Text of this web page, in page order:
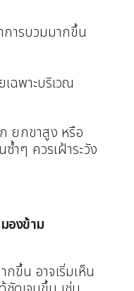
การบวมมากขึ้น
ฉพาะบริเวณ
ยกขาสูง หรือ
ำๆ ควรเฝ้าระวัง
งข้าม
ขึ้น อาจเริ่มเห็น